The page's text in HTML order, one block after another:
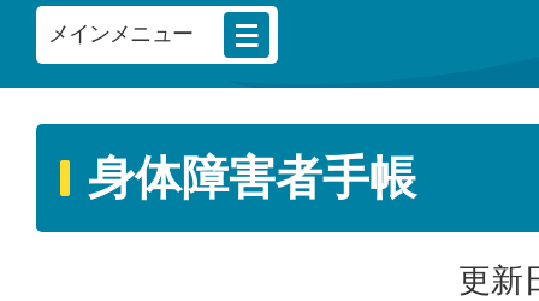
メインメニュー
身体障害者手帳
更新